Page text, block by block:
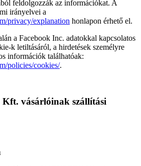
feldolgozzák az információkat. A
irányelvei a
privacy/explanation honlapon érhető el.
a Facebook Inc. adatokkal kapcsolatos
k letiltásáról, a hirdetések személyre
információk találhatóak:
policies/cookies/.
vásárlóinak szállítási